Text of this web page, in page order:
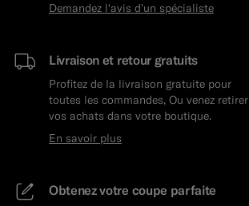
Demandez l'avis d'un spécialiste
Livraison et retour gratuits
Profitez de la livraison gratuite pour
toutes les commandes, Ou venez retirer
vos achats dans votre boutique.
En savoir plus
Obtenez votre coupe parfaite